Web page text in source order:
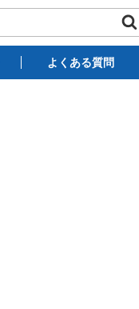
よくある質問